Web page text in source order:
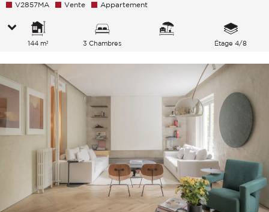
V2857MA Vente Appartement
144 m² 3 Chambres Étage 4/8